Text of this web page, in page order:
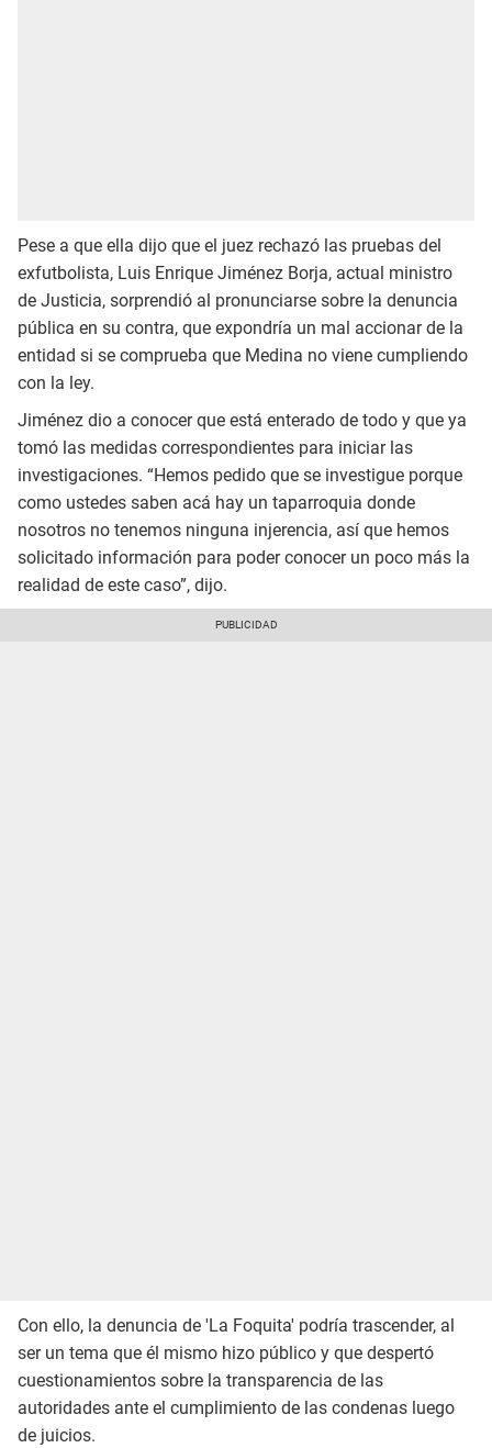
Pese a que ella dijo que el juez rechazó las pruebas del
exfutbolista, Luis Enrique Jiménez Borja, actual ministro
de Justicia, sorprendió al pronunciarse sobre la denuncia
pública en su contra, que expondría un mal accionar de la
entidad si se comprueba que Medina no viene cumpliendo
con la ley.
Jiménez dio a conocer que está enterado de todo y que ya
tomó las medidas correspondientes para iniciar las
investigaciones. “Hemos pedido que se investigue porque
como ustedes saben acá hay un taparroquia donde
nosotros no tenemos ninguna injerencia, así que hemos
solicitado información para poder conocer un poco más la
realidad de este caso”, dijo.
Con ello, la denuncia de 'La Foquita' podría trascender, al
ser un tema que él mismo hizo público y que despertó
cuestionamientos sobre la transparencia de las
autoridades ante el cumplimiento de las condenas luego
de juicios.